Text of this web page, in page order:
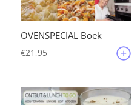
OVENSPECIAL Boek
€21,95